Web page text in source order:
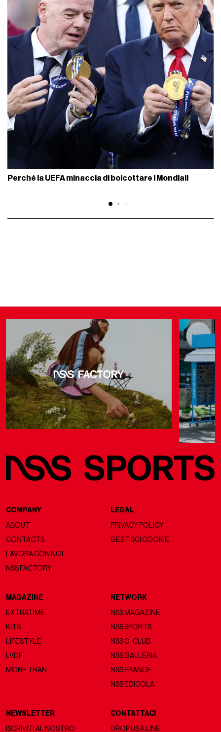
Perché la UEFA minaccia di boicottare i Mondiali
COMPANY
ABOUT
CONTACTS
LAVORA CON NOI
NSS FACTORY
LEGAL
PRIVACY POLICY
GESTISCI COOKIE
MAGAZINE
EXTRATIME
KITS
LIFESTYLE
LVDF
MORE THAN
NETWORK
NSS MAGAZINE
NSS SPORTS
NSS G-CLUB
NSS GALLERIA
NSS FRANCE
NSS EDICOLA
NEWSLETTER
ISCRIVITI AL NOSTRO
CONTATTACI
DROP US A LINE